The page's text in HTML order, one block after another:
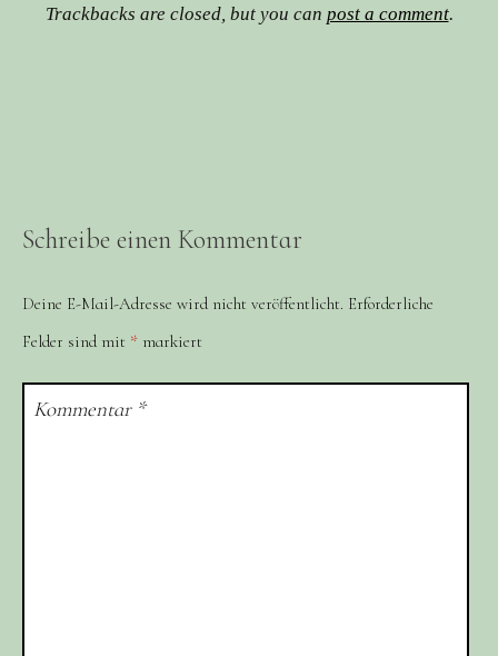
Trackbacks are closed, but you can post a comment.
Schreibe einen Kommentar
Deine E-Mail-Adresse wird nicht veröffentlicht. Erforderliche
Felder sind mit * markiert
Kommentar *